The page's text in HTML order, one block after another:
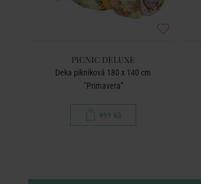
PICNIC DELUXE
Deka pikniková 180 x 140 cm
"Primavera"
999 Kč